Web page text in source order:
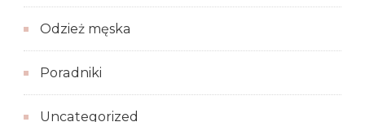
Odzież męska
Poradniki
Uncategorized